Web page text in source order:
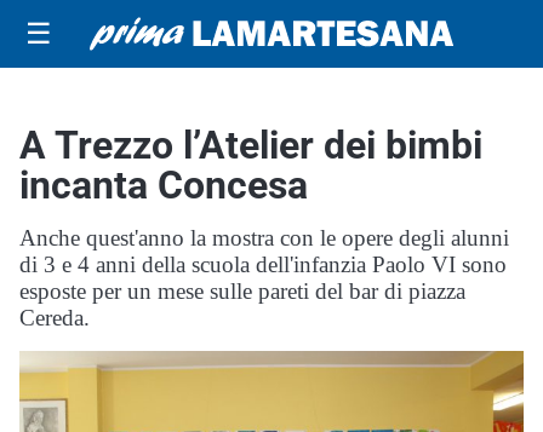
☰
A Trezzo l’Atelier dei bimbi
incanta Concesa
Anche quest'anno la mostra con le opere degli alunni
di 3 e 4 anni della scuola dell'infanzia Paolo VI sono
esposte per un mese sulle pareti del bar di piazza
Cereda.